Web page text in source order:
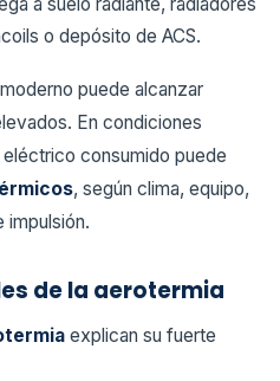
o depósito de ACS.
moderno puede alcanzar
En condiciones
consumido puede
, según clima, equipo,
impulsión.
de la aerotermia
explican su fuerte